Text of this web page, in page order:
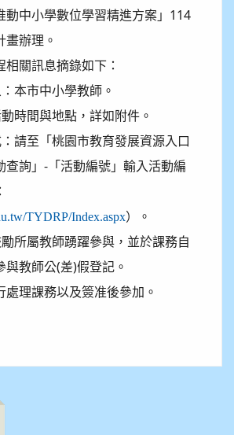
中小學數位學習精進方案」114
辦理。
關訊息摘錄如下：
本市中小學教師。
時間與地點，詳如附件。
請至「桃園市教育發展資源入口
查詢」-「活動編號」輸入活動編
TYDRP/Index.aspx）。
所屬教師踴躍參與，並於課務自
教師公(差)假登記。
處理課務以及簽准後參加。